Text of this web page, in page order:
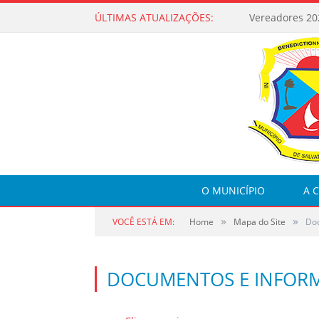
ÚLTIMAS ATUALIZAÇÕES: Vereadores
O MUNICÍPIO A
VOCÊ ESTÁ EM: Home » Mapa do Site »
DOCUMENTOS E